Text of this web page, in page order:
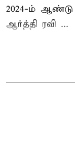
2024-ம்
ஆர்த்தி ரவி ...